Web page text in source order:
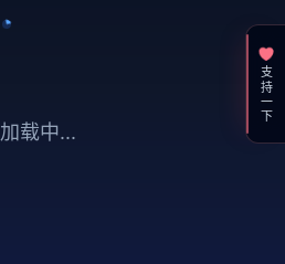
加载中...
支持一下